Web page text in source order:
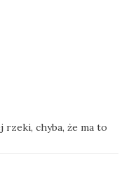
rzeki, chyba, że ma to